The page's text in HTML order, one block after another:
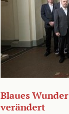
Blaues
verändert